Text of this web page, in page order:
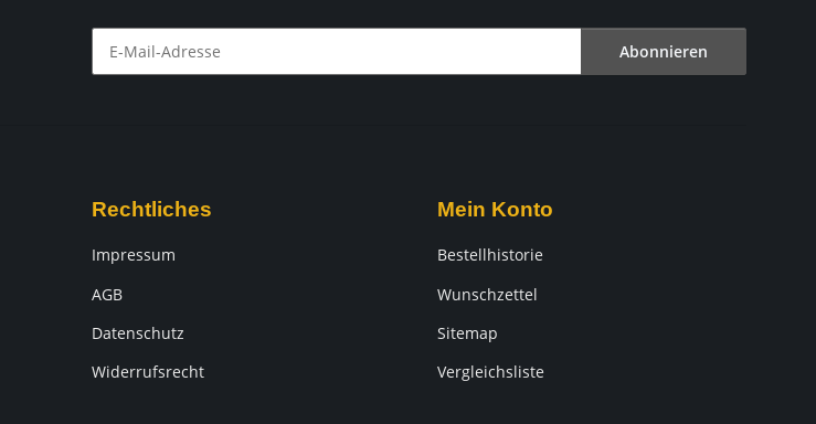
Abonnieren
Rechtliches
Impressum
AGB
Datenschutz
Widerrufsrecht
Mein Konto
Bestellhistorie
Wunschzettel
Sitemap
Vergleichsliste